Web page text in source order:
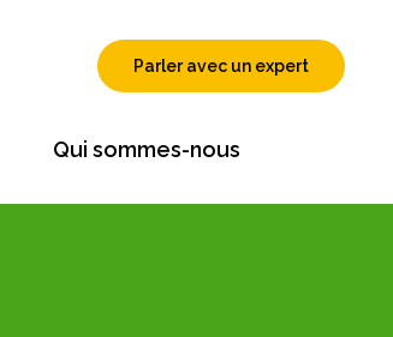
Parler avec un expert
Qui sommes-nous